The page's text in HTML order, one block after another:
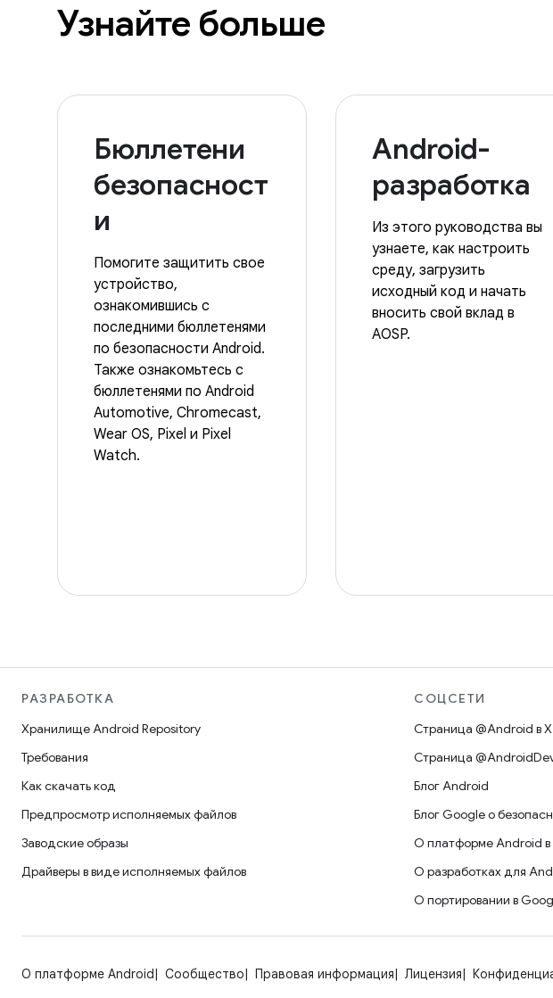
Узнайте больше
Бюллетени
безопасност
и
Помогите защитить свое
устройство,
ознакомившись с
последними бюллетенями
по безопасности Android.
Также ознакомьтесь с
бюллетенями по Android
Automotive, Chromecast,
Wear OS, Pixel и Pixel
Watch.
Android-
разработка
Из этого руководства вы
узнаете, как настроить
среду, загрузить
исходный код и начать
вносить свой вклад в
AOSP.
РАЗРАБОТКА
Хранилище Android Repository
Требования
Как скачать код
Предпросмотр исполняемых файлов
Заводские образы
Драйверы в виде исполняемых файлов
СОЦСЕТИ
Страница @Android в X
Страница
Блог Android
Блог Google о
О платформе Android
О разработках для
О портировании в
О платформе Android Сообщество Правовая информация Лицензия